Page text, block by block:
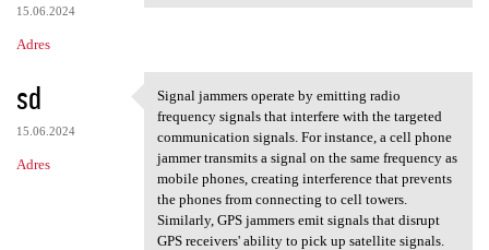
15.06.2024
Adres
sd
15.06.2024
Adres
Signal jammers operate by
Signal jammers operate by emitting radio
frequency signals that interfere with the targeted
communication signals. For instance, a cell phone
jammer transmits a signal on the same frequency as
mobile phones, creating interference that prevents
the phones from connecting to cell towers.
Similarly, GPS jammers emit signals that disrupt
GPS receivers' ability to pick up satellite signals.